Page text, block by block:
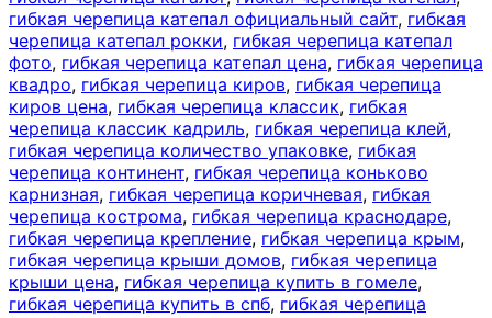
гибкая черепица катепал официальный сайт, гибкая
черепица катепал рокки, гибкая черепица катепал
фото, гибкая черепица катепал цена, гибкая черепица
квадро, гибкая черепица киров, гибкая черепица
киров цена, гибкая черепица классик, гибкая
черепица классик кадриль, гибкая черепица клей,
гибкая черепица количество упаковке, гибкая
черепица континент, гибкая черепица коньково
карнизная, гибкая черепица коричневая, гибкая
черепица кострома, гибкая черепица краснодаре,
гибкая черепица крепление, гибкая черепица крым,
гибкая черепица крыши домов, гибкая черепица
крыши цена, гибкая черепица купить в гомеле,
гибкая черепица купить в спб, гибкая черепица